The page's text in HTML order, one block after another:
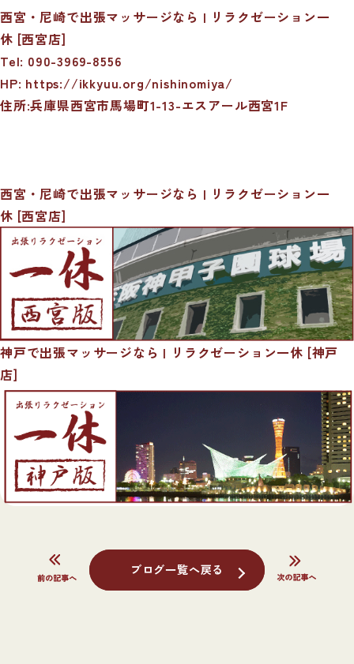
西宮・尼崎で出張マッサージなら | リラクゼーション一
休 [西宮店]
Tel: 090-3969-8556
HP: https://ikkyuu.org/nishinomiya/
住所:兵庫県西宮市馬場町1-13-エスアール西宮1F
西宮・尼崎で出張マッサージなら | リラクゼーション一
休 [西宮店]
神戸で出張マッサージなら | リラクゼーション一休 [神戸
店]
ブログ一覧へ戻る